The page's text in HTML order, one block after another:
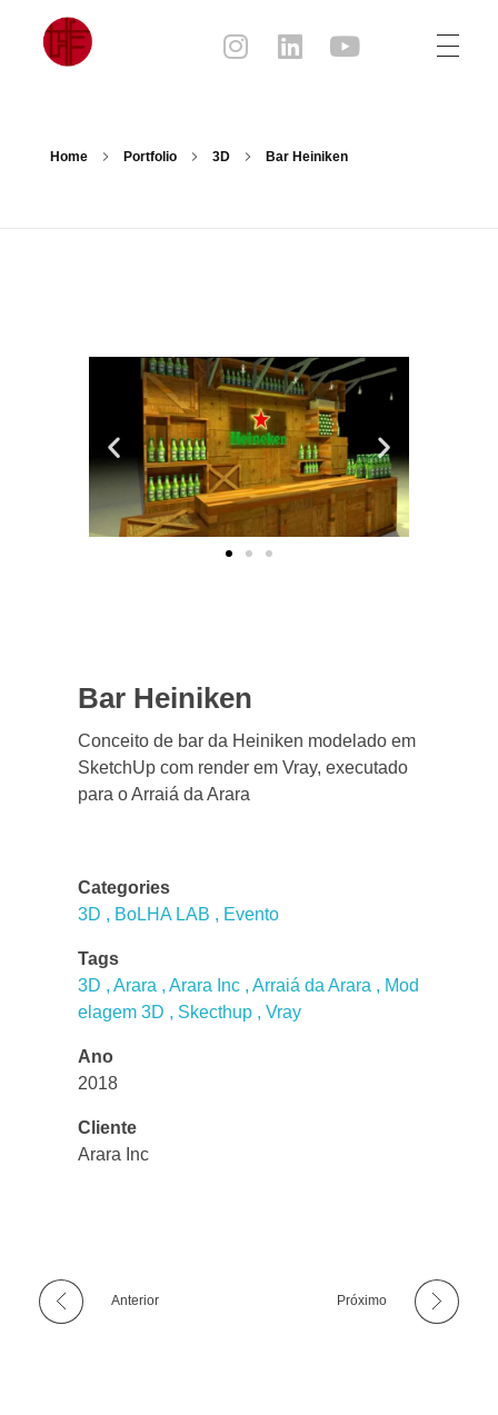
Home Portfolio 3D Bar Heiniken
Bar Heiniken
Conceito de bar da Heiniken modelado em
SketchUp com render em Vray, executado
para o Arraiá da Arara
Categories
3D
BoLHA LAB Evento
Tags
3D
Arara Arara Inc Arraiá da Arara
Mod
elagem 3D
Skecthup Vray
Ano
2018
Cliente
Arara Inc
Anterior Próximo